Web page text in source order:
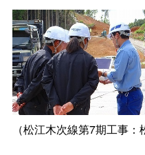
（松江木次線第7期工事：